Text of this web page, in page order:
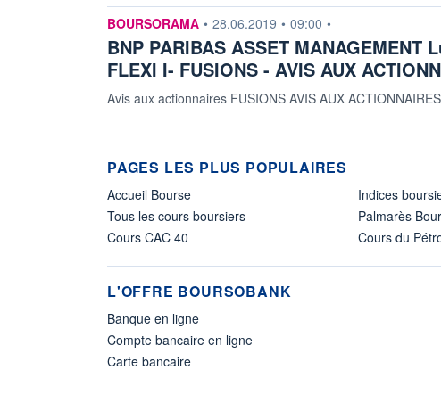
information fournie par
BOURSORAMA • 28.06.2019 • 09:00 •
BNP PARIBAS ASSET
FLEXI I- FUSIONS - AVIS AUX
Avis aux actionnaires FUSIONS AVIS AUX
PAGES LES PLUS POPULAIRES
Accueil Bourse
Tous les cours boursiers
Cours CAC 40
Indices
Palmarès
Cours du
L'OFFRE BOURSOBANK
Banque en ligne
Compte bancaire en ligne
Carte bancaire